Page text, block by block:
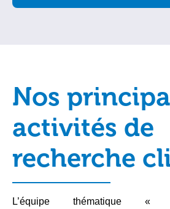
Nos
activités de
recherche
L’équipe thématique «